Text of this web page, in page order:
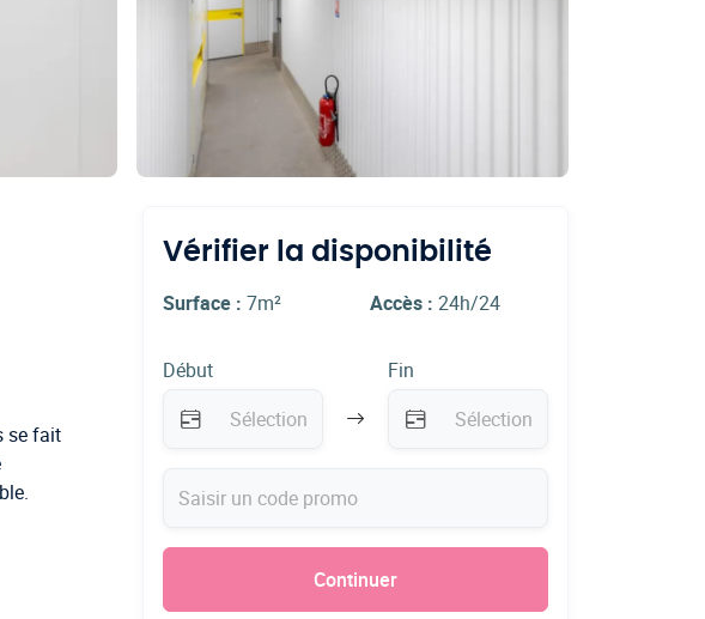
se fait
Vérifier la disponibilité
Surface : 7m² Accès : 24h/24
Début Fin
Continuer